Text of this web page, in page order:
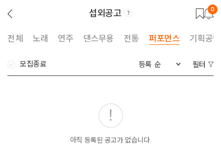
섭외공고
뒤
로
기
0
전체 노래 연주 댄스무용 전통 퍼포먼스 기획공연
모집종료 등록 순 필터
아직 등록된 공고가 없습니다.